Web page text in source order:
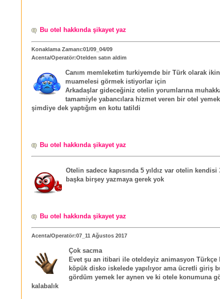
Bu otel hakkında şikayet yaz
Konaklama Zamanı:01/09_04/09
Acenta/Operatör:Otelden satın aldim
Canım memleketim turkiyemde bir Türk olarak
muamelesi görmek istiyorlar için
Arkadaşlar gideceğiniz otelin yorumlarına
tamamiyle yabancılara hizmet veren bir otel
şimdiye dek yaptığım en kotu tatildi
Bu otel hakkında şikayet yaz
Otelin sadece kapısında 5 yıldız var otelin kendisi
başka birşey yazmaya gerek yok
Bu otel hakkında şikayet yaz
Acenta/Operatör:07_11 Ağustos 2017
Çok sacma
Evet şu an itibari ile oteldeyiz animasyon Türkçe
köpük disko iskelede yapılıyor ama ücretli giriş
gördüm yemek ler aynen ve ki otele konumuna
kalabalık